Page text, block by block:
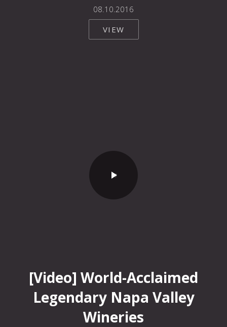
08.10.2016
VIEW
[Video] World-Acclaimed
Legendary Napa Valley
Wineries